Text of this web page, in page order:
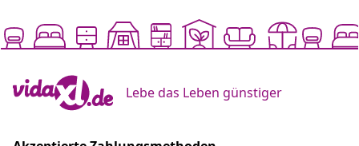
Lebe das Leben günstiger